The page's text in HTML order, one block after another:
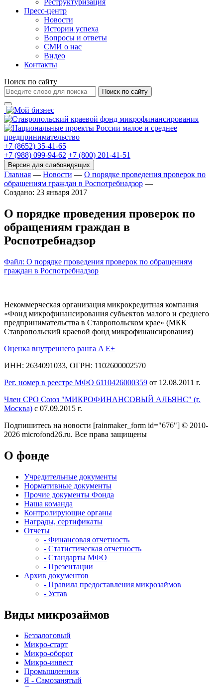
Реструктуризация
Пресс-центр
Новости
Истории успеха
Вопросы и ответы
СМИ о нас
Видео
Контакты
Поиск по сайту
Поиск по сайту
+7 (8652) 35-41-65
+7 (988) 099-94-62 +7 (800) 201-41-51
Главная — Новости — О порядке проведения проверок по
обращениям граждан в Роспотребнадзор —
Создано: 23 января 2017
О порядке проведения проверок по
обращениям граждан в
Роспотребнадзор
Файл: О порядке проведения проверок по обращениям
граждан в Роспотребнадзор
Некоммерческая организация микрокредитная компания
«Фонд микрофинансирования субъектов малого и среднего
предпринимательства в Ставропольском крае» (МКК
Ставропольский краевой фонд микрофинансирования)
Оценка внутреннего ранга A E+
ИНН: 2634091033, ОГРН: 1102600002570
Рег. номер в реестре МФО 6110426000359 от 12.08.2011 г.
Член СРО Союз "МИКРОФИНАНСОВЫЙ АЛЬЯНС" (г.
Москва) с 07.09.2015 г.
Подпишитесь на новости [rainmaker_form id="676"] © 2010-
2026 microfond26.ru. Все права защищены
О фонде
Учредительные документы
Нормативные документы
Прочие документы Фонда
Наша команда
Контролирующие органы
Награды, сертификаты
Отчеты
- Финансовая отчетность
- Статистическая отчетность
- Стандарты МФО
- Презентации
Архив документов
- Правила предоставления микрозаймов
- Устав
Виды микрозаймов
Беззалоговый
Микро-старт
Микро-оборот
Микро-инвест
Промышленник
Я - Самозанятый